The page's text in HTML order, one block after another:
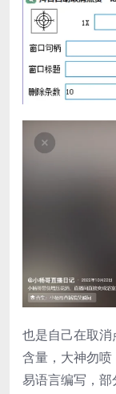
也是自己在取
含量，大神勿喷
易语言编写，部